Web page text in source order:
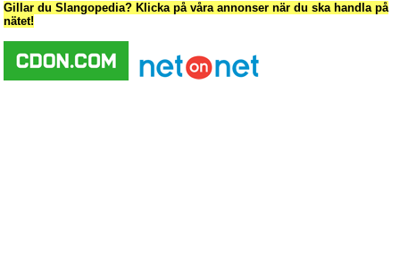
Gillar du Slangopedia? Klicka på våra annonser när du ska handla på
nätet!